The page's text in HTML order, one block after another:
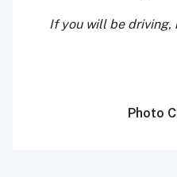
If you will be driving,
Photo